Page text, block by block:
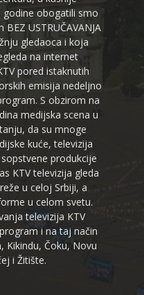
godine obogatili smo
USTRUČAVANJA
gledaoca i koja
na internet
pored istaknutih
emisija nedeljno
S obzirom na
medijska scena u
da su mnoge
kuće, televizija
produkcije
KTV televizija gleda
u celoj Srbiji, a
u celom svetu.
televizija KTV
i na taj način
Kikindu, Čoku, Novu
i Žitište.